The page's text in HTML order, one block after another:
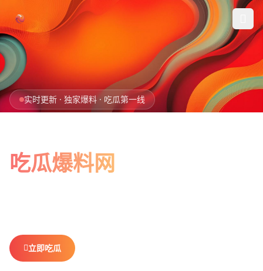
首页
今日爆料
实时更新 · 独家爆料 · 吃瓜第一线
吃瓜爆料网
立即吃瓜